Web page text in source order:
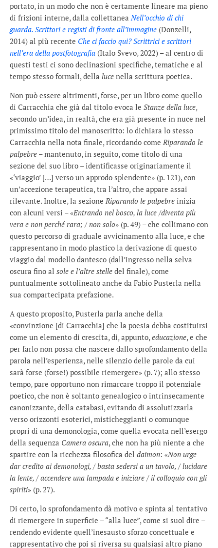
portato, in un modo che non è certamente lineare ma pieno
di frizioni interne, dalla collettanea Nell’occhio di chi
guarda. Scrittori e registi di fronte all’immagine (Donzelli,
2014) al più recente Che ci faccio qui? Scrittrici e scrittori
nell’era della postfotografia (Italo Svevo, 2022) – al centro di
questi testi ci sono declinazioni specifiche, tematiche e al
tempo stesso formali, della luce nella scrittura poetica.
Non può essere altrimenti, forse, per un libro come quello
di Carracchia che già dal titolo evoca le Stanze della luce,
secondo un’idea, in realtà, che era già presente in nuce nel
primissimo titolo del manoscritto: lo dichiara lo stesso
Carracchia nella nota finale, ricordando come Riparando le
palpebre – mantenuto, in seguito, come titolo di una
sezione del suo libro – identificasse originariamente il
«‘viaggio’ […] verso un approdo splendente» (p. 121), con
un’accezione terapeutica, tra l’altro, che appare assai
rilevante. Inoltre, la sezione Riparando le palpebre inizia
con alcuni versi – «Entrando nel bosco, la luce /diventa più
vera e non perché rara; / non solo» (p. 49) – che collimano con
questo percorso di graduale avvicinamento alla luce, e che
rappresentano in modo plastico la derivazione di questo
viaggio dal modello dantesco (dall’ingresso nella selva
oscura fino al sole e l’altre stelle del finale), come
puntualmente sottolineato anche da Fabio Pusterla nella
sua compartecipata prefazione.
A questo proposito, Pusterla parla anche della
«convinzione [di Carracchia] che la poesia debba costituirsi
come un elemento di crescita, di, appunto, educazione, e che
per farlo non possa che nascere dallo sprofondamento della
parola nell’esperienza, nelle silenzio delle parole da cui
sarà forse (forse!) possibile riemergere» (p. 7); allo stesso
tempo, pare opportuno non rimarcare troppo il potenziale
poetico, che non è soltanto genealogico o intrinsecamente
canonizzante, della catabasi, evitando di assolutizzarla
verso orizzonti esoterici, misticheggianti o comunque
propri di una demonologia, come quella evocata nell’esergo
della sequenza Camera oscura, che non ha più niente a che
spartire con la ricchezza filosofica del daimon: «Non urge
dar credito ai demonologi, / basta sedersi a un tavolo, / lucidare
la lente, / accendere una lampada e iniziare / il colloquio con gli
spiriti» (p. 27).
Di certo, lo sprofondamento dà motivo e spinta al tentativo
di riemergere in superficie – “alla luce”, come si suol dire –
rendendo evidente quell’inesausto sforzo concettuale e
rappresentativo che poi si riversa su qualsiasi altro piano